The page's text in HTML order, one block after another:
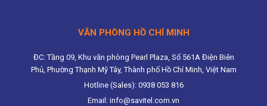
VĂN PHÒNG HỒ CHÍ MINH
ĐC: Tầng 09, Khu văn phòng Pearl Plaza, Số 561A Điện Biên
Phủ, Phường Thạnh Mỹ Tây, Thành phố Hồ Chí Minh, Việt Nam
Hotline (Sales): 0938 053 816
Email: info@savitel.com.vn